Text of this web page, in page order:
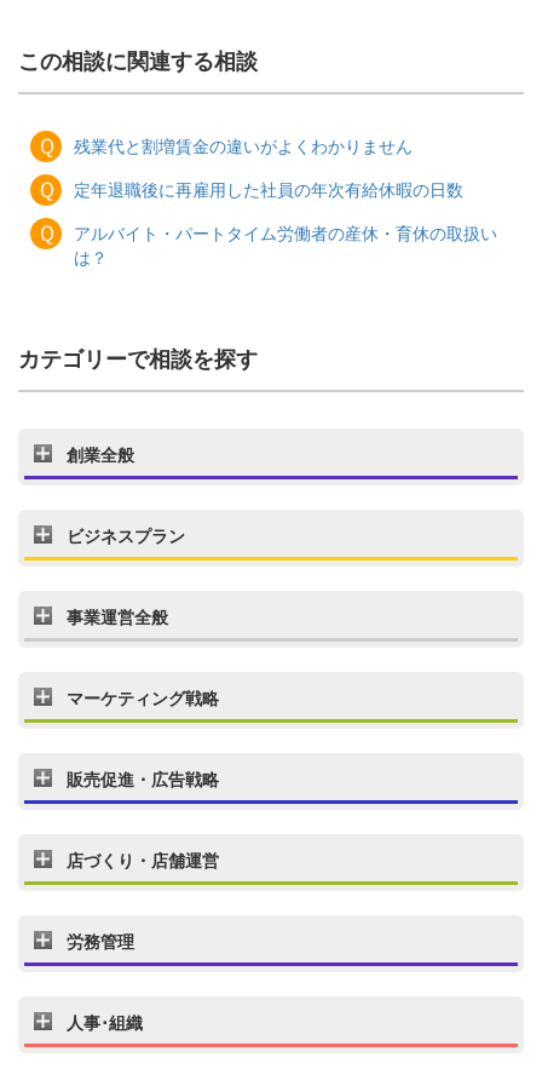
この相談に関連する相談
Ｑ 残業代と割増賃金の違いがよくわかりません
Ｑ 定年退職後に再雇用した社員の年次有給休暇の日数
Ｑ
アルバイト・パートタイム労働者の産休・育休の取扱い
は？
カテゴリーで相談を探す
創業全般
ビジネスプラン
事業運営全般
マーケティング戦略
販売促進・広告戦略
店づくり・店舗運営
労務管理
人事･組織